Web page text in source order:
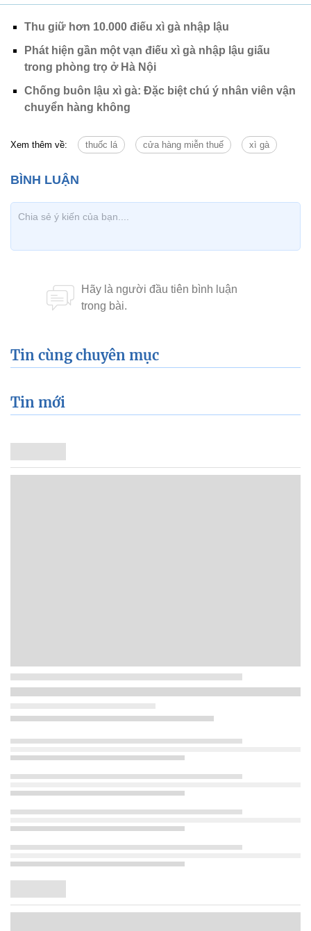
Thu giữ hơn 10.000 điếu xì gà nhập lậu
Phát hiện gần một vạn điếu xì gà nhập lậu giấu
trong phòng trọ ở Hà Nội
Chống buôn lậu xì gà: Đặc biệt chú ý nhân viên vận
chuyển hàng không
Xem thêm về: thuốc lá cửa hàng miễn thuế xì gà
Tin cùng chuyên mục
Tin mới